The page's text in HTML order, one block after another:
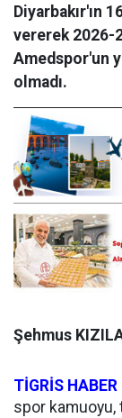
Diyarbakır'ın
vererek 2026-
Amedspor'un
olmadı.
Şehmus
TİGRİS HABER
spor kamuoyu,